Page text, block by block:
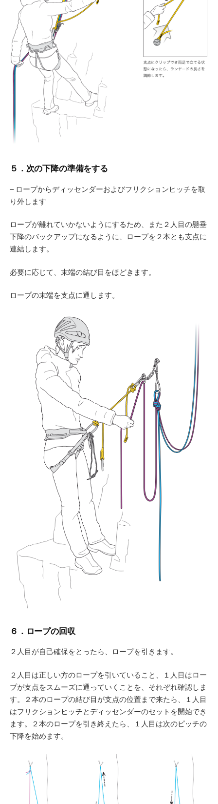
５．次の下降の準備をする
– ロープからディッセンダーおよびフリクションヒッチを取
り外します
ロープが離れていかないようにするため、また２人目の懸垂
下降のバックアップになるように、ロープを２本とも支点に
連結します。
必要に応じて、末端の結び目をほどきます。
ロープの末端を支点に通します。
６．ロープの回収
２人目が自己確保をとったら、ロープを引きます。
２人目は正しい方のロープを引いていること、１人目はロー
プが支点をスムーズに通っていくことを、それぞれ確認しま
す。２本のロープの結び目が支点の位置まで来たら、１人目
はフリクションヒッチとディッセンダーのセットを開始でき
ます。２本のロープを引き終えたら、１人目は次のピッチの
下降を始めます。